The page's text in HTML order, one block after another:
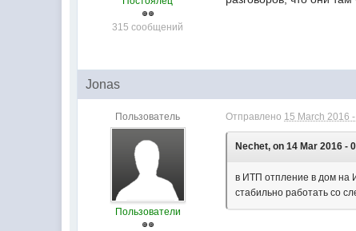
315 сообщений
Jonas
Пользователь
Пользователи
Отправлено 15 March 2016
Nechet, on 14 Mar 2016 -
в ИТП отпление в дом на
стабильно работать со